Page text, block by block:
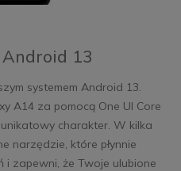
13
systemem Android 13.
A14 za pomocą One UI Core
charakter. W kilka
narzędzie, które płynnie
zapewni, że Twoje ulubione